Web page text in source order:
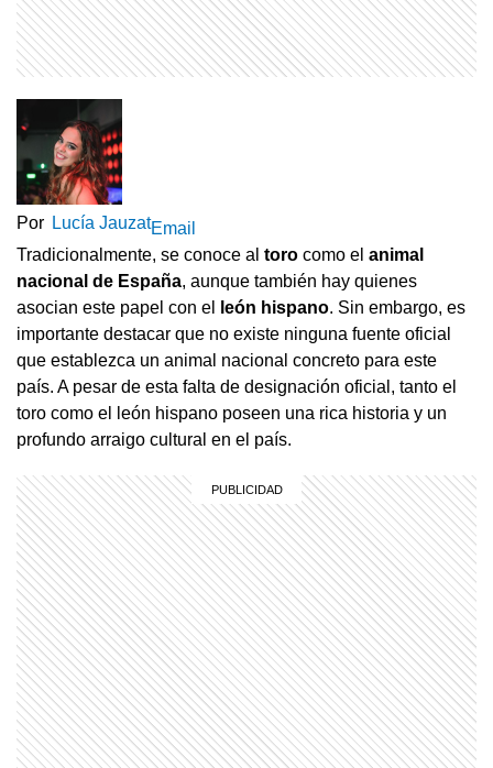
Por Lucía JauzatEmail
Tradicionalmente, se conoce al toro como el animal
nacional de España, aunque también hay quienes
asocian este papel con el
león hispano. Sin embargo, es
importante destacar que no existe ninguna fuente oficial
que establezca un animal nacional concreto para este
país. A pesar de esta falta de designación oficial, tanto el
toro como el león hispano poseen una rica historia y un
profundo arraigo cultural en el país.